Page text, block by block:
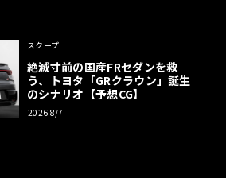
スクープ
絶滅寸前の国産FRセダンを救
う、トヨタ「GRクラウン」誕生
のシナリオ【予想CG】
2026 8/7